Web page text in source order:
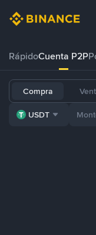
RápidoCuenta P2P
Compra
USDT